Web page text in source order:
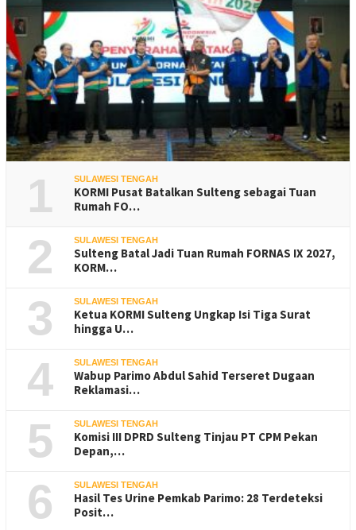
1 SULAWESI TENGAH
KORMI Pusat Batalkan Sulteng sebagai Tuan
Rumah FO…
2 SULAWESI TENGAH
Sulteng Batal Jadi Tuan Rumah FORNAS IX 2027,
KORM…
3 SULAWESI TENGAH
Ketua KORMI Sulteng Ungkap Isi Tiga Surat
hingga U…
4 SULAWESI TENGAH
Wabup Parimo Abdul Sahid Terseret Dugaan
Reklamasi…
5 SULAWESI TENGAH
Komisi III DPRD Sulteng Tinjau PT CPM Pekan
Depan,…
6 SULAWESI TENGAH
Hasil Tes Urine Pemkab Parimo: 28 Terdeteksi
Posit…